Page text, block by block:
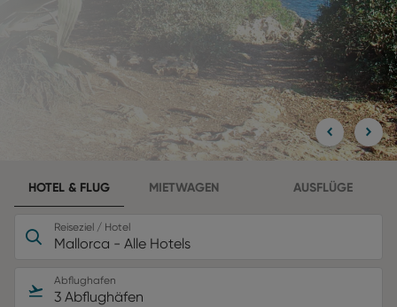
HOTEL & FLUG MIETWAGEN AUSFLÜGE
Reiseziel / Hotel
Mallorca - Alle Hotels
Abflughafen
3 Abflughäfen